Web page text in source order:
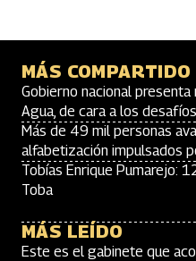
MÁS COMPARTIDO
Gobierno nacional
Agua, de cara a los
Más de 49 mil personas
alfabetización impulsados
Tobías Enrique Pumarejo:
Toba
MÁS LEÍDO
Este es el gabinete que